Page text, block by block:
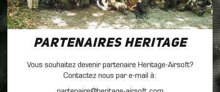
Partenaires Heritage
Vous souhaitez devenir partenaire Heritage-Airsoft?
Contactez nous par e-mail à: